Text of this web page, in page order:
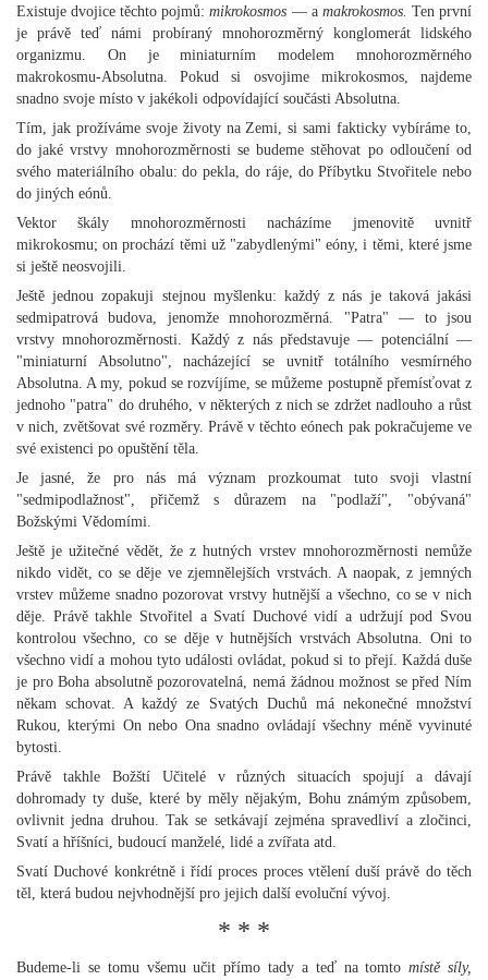
Existuje dvojice těchto pojmů:mikrokosmos — a makrokosmos. Ten první
je právě teď námi probíraný mnohorozměrný konglomerát lidského
organizmu. On je miniaturním modelem mnohorozměrného
makrokosmu-Absolutna. Pokud si osvojime mikrokosmos, najdeme
snadno svoje místo v jakékoli odpovídající součásti Absolutna.
Tím, jak prožíváme svoje životy na Zemi, si sami fakticky vybíráme to,
do jaké vrstvy mnohorozměrnosti se budeme stěhovat po odloučení od
svého materiálního obalu: do pekla, do ráje, do Příbytku Stvořitele nebo
do jiných eónů.
Vektor škály mnohorozměrnosti nacházíme jmenovitě uvnitř
mikrokosmu; on prochází těmi už "zabydlenými" eóny, i těmi, které jsme
si ještě neosvojili.
Ještě jednou zopakuji stejnou myšlenku: každý z nás je taková jakási
sedmipatrová budova, jenomže mnohorozměrná. "Patra" — to jsou
vrstvy mnohorozměrnosti. Každý z nás představuje — potenciální —
"miniaturní Absolutno", nacházející se uvnitř totálního vesmírného
Absolutna. A my, pokud se rozvíjíme, se můžeme postupně přemísťovat z
jednoho "patra" do druhého, v některých z nich se zdržet nadlouho a růst
v nich, zvětšovat své rozměry. Právě v těchto eónech pak pokračujeme ve
své existenci po opuštění těla.
Je jasné, že pro nás má význam prozkoumat tuto svoji vlastní
"sedmipodlažnost", přičemž s důrazem na "podlaží", "obývaná"
Božskými Vědomími.
Ještě je užitečné vědět, že z hutných vrstev mnohorozměrnosti nemůže
nikdo vidět, co se děje ve zjemnělejších vrstvách. A naopak, z jemných
vrstev můžeme snadno pozorovat vrstvy hutnější a všechno, co se v nich
děje. Právě takhle Stvořitel a Svatí Duchové vidí a udržují pod Svou
kontrolou všechno, co se děje v hutnějších vrstvách Absolutna. Oni to
všechno vidí a mohou tyto události ovládat, pokud si to přejí. Každá duše
je pro Boha absolutně pozorovatelná, nemá žádnou možnost se před Ním
někam schovat. A každý ze Svatých Duchů má nekonečné množství
Rukou, kterými On nebo Ona snadno ovládají všechny méně vyvinuté
bytosti.
Právě takhle Božští Učitelé v různých situacích spojují a dávají
dohromady ty duše, které by měly nějakým, Bohu známým způsobem,
ovlivnit jedna druhou. Tak se setkávají zejména spravedliví a zločinci,
Svatí a hříšníci, budoucí manželé, lidé a zvířata atd.
Svatí Duchové konkrétně i řídí proces proces vtělení duší právě do těch
těl, která budou nejvhodnější pro jejich další evoluční vývoj.
* * *
Budeme-li se tomu všemu učit přímo tady a teď na tomtomístě síly,